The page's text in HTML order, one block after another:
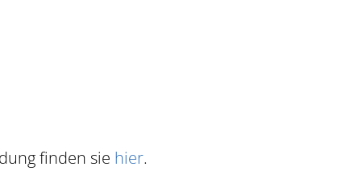
finden sie hier.